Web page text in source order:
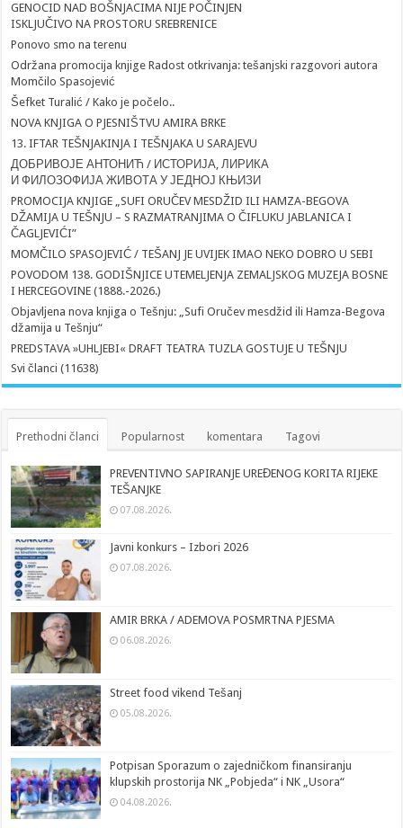
GENOCID NAD BOŠNJACIMA NIJE POČINJEN
ISKLJUČIVO NA PROSTORU SREBRENICE
Ponovo smo na terenu
Održana promocija knjige Radost otkrivanja: tešanjski razgovori autora
Momčilo Spasojević
Šefket Turalić / Kako je počelo..
NOVA KNJIGA O PJESNIŠTVU AMIRA BRKE
13. IFTAR TEŠNJAKINJA I TEŠNJAKA U SARAJEVU
ДОБРИВОЈЕ АНТОНИЋ / ИСТОРИЈА, ЛИРИКА
И ФИЛОЗОФИЈА ЖИВОТА У ЈЕДНОЈ КЊИЗИ
PROMOCIJA KNJIGE „SUFI ORUČEV MESDŽID ILI HAMZA-BEGOVA
DŽAMIJA U TEŠNJU – S RAZMATRANJIMA O ČIFLUKU JABLANICA I
ČAGLJEVIĆI”
MOMČILO SPASOJEVIĆ / TEŠANJ JE UVIJEK IMAO NEKO DOBRO U SEBI
POVODOM 138. GODIŠNJICE UTEMELJENJA ZEMALJSKOG MUZEJA BOSNE
I HERCEGOVINE (1888.-2026.)
Objavljena nova knjiga o Tešnju: „Sufi Oručev mesdžid ili Hamza-Begova
džamija u Tešnju“
PREDSTAVA »UHLJEBI« DRAFT TEATRA TUZLA GOSTUJE U TEŠNJU
Svi članci (11638)
Prethodni članci Popularnost komentara Tagovi
PREVENTIVNO SAPIRANJE UREĐENOG KORITA RIJEKE
TEŠANJKE
07.08.2026.
Javni konkurs – Izbori 2026
07.08.2026.
AMIR BRKA / ADEMOVA POSMRTNA PJESMA
06.08.2026.
Street food vikend Tešanj
05.08.2026.
Potpisan Sporazum o zajedničkom finansiranju
klupskih prostorija NK „Pobjeda“ i NK „Usora“
04.08.2026.